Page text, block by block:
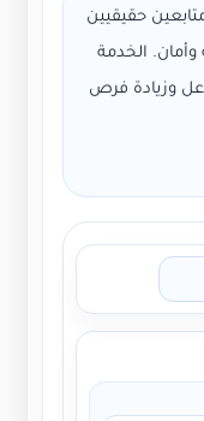
حقيقيين
الخدمة
وزيادة فرص